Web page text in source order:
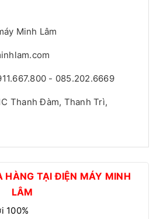
Minh Lâm
- 085.202.6669
Thanh Đàm, Thanh Trì,
HÀNG TẠI ĐIỆN MÁY MINH
LÂM
100%